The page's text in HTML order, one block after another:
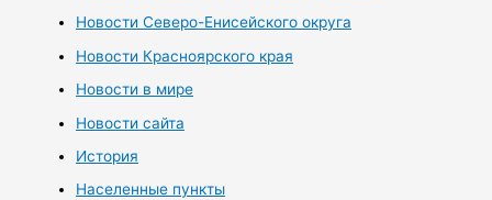
Новости Северо-Енисейского округа
Новости Красноярского края
Новости в мире
Новости сайта
История
Населенные пункты